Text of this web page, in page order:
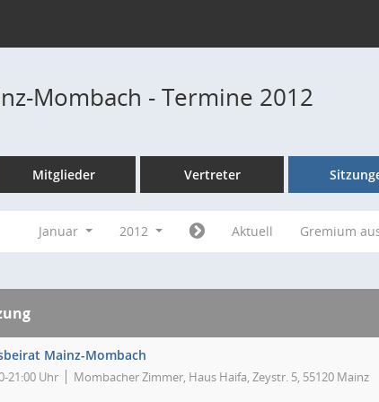
Mombach - Termine 2012
Mitglieder Vertreter
Januar 2012 Aktuell Gremium
Mainz-Mombach
21:00 Uhr Mombacher Zimmer, Haus Haifa, Zeystr. 5, 55120 Mainz